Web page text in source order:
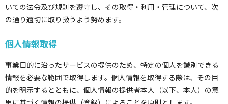
いての法令及び規則を遵守し、その取得・利用・管理について、次
の通り適切に取り扱うよう努めます。
個人情報取得
事業目的に沿ったサービスの提供のため、特定の個人を識別できる
情報を必要な範囲で取得します。個人情報を取得する際は、その目
的を明示するとともに、個人情報の提供者本人（以下、本人）の意